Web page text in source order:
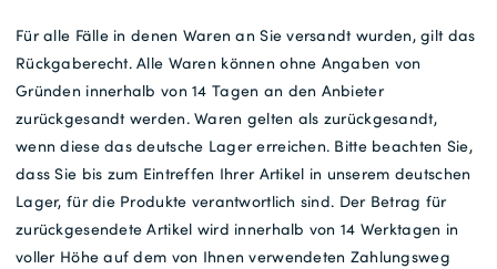
Für alle Fälle in denen Waren an Sie versandt wurden, gilt das
Rückgaberecht. Alle Waren können ohne Angaben von
Gründen innerhalb von 14 Tagen an den Anbieter
zurückgesandt werden. Waren gelten als zurückgesandt,
wenn diese das deutsche Lager erreichen. Bitte beachten Sie,
dass Sie bis zum Eintreffen Ihrer Artikel in unserem deutschen
Lager, für die Produkte verantwortlich sind. Der Betrag für
zurückgesendete Artikel wird innerhalb von 14 Werktagen in
voller Höhe auf dem von Ihnen verwendeten Zahlungsweg